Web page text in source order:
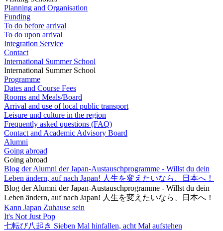
Planning and Organisation
Funding
To do before arrival
To do upon arrival
Integration Service
Contact
International Summer School
International Summer School
Programme
Dates and Course Fees
Rooms and Meals/Board
Arrival and use of local public transport
Leisure und culture in the region
Frequently asked questions (FAQ)
Contact and Academic Advisory Board
Alumni
Going abroad
Going abroad
Blog der Alumni der Japan-Austauschprogramme - Willst du dein
Leben ändern, auf nach Japan! 人生を変えたいなら、日本へ！
Blog der Alumni der Japan-Austauschprogramme - Willst du dein
Leben ändern, auf nach Japan! 人生を変えたいなら、日本へ！
Kann Japan Zuhause sein
It's Not Just Pop
七転び八起き Sieben Mal hinfallen, acht Mal aufstehen